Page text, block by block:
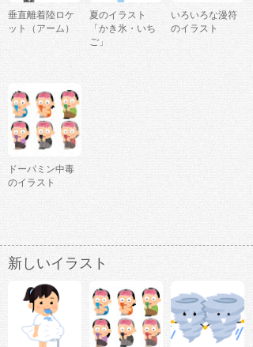
垂直離着陸ロケ
ット（アーム）
夏のイラスト
「かき氷・いち
ご」
いろいろな漫符
のイラスト
ドーパミン中毒
のイラスト
新しいイラスト